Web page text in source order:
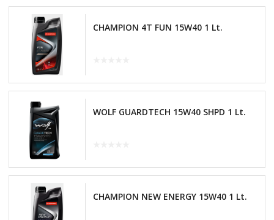
CHAMPION 4T FUN 15W40 1 Lt.
WOLF GUARDTECH 15W40 SHPD 1 Lt.
CHAMPION NEW ENERGY 15W40 1 Lt.